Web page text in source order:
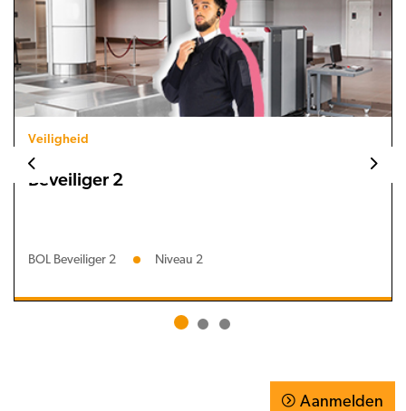
Veiligheid
Beveiliger 2
BOL Beveiliger 2 Niveau 2
Aanmelden